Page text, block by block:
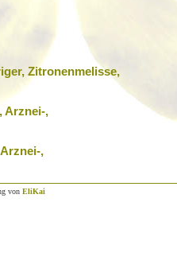
Zitronenmelisse,
Arznei-,
,
von EliKai